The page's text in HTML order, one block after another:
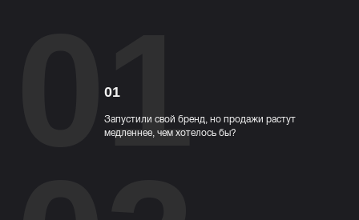
01
Запустили свой бренд, но продажи растут
медленнее, чем хотелось бы?
01